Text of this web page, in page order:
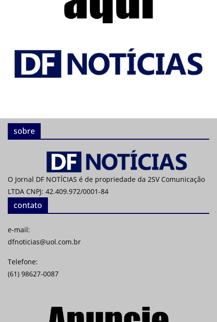
sobre
O Jornal DF NOTÍCIAS é de propriedade da 2SV Comunicação
LTDA CNPJ: 42.409.972/0001-84
contato
e-mail:
dfnoticias@uol.com.br
Telefone:
(61) 98627-0087